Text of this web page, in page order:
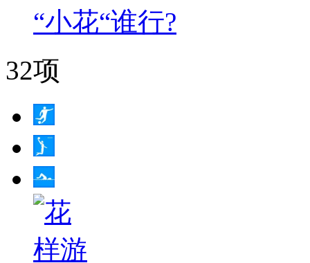
“小花“谁行?
32项